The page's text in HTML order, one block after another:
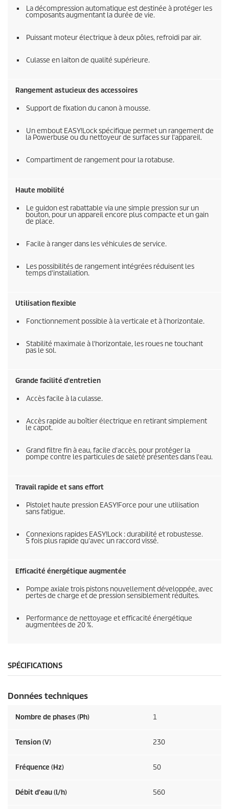
La décompression automatique est destinée à protéger les
composants augmentant la durée de vie.
Puissant moteur électrique à deux pôles, refroidi par air.
Culasse en laiton de qualité supérieure.
Rangement astucieux des accessoires
Support de fixation du canon à mousse.
Un embout EASY!Lockspécifique permet un rangement de
la Powerbuse ou du nettoyeur de surfaces sur l'appareil.
Compartiment de rangement pour la rotabuse.
Haute mobilité
Le guidon est rabattable via une simple pression sur un
bouton, pour un appareil encore plus compacte et un gain
de place.
Facile à ranger dans les véhicules de service.
Les possibilités de rangement intégrées réduisent les
temps d'installation.
Utilisation flexible
Fonctionnement possible à la verticale et à l'horizontale.
Stabilité maximale à l'horizontale, les roues ne touchant
pas le sol.
Grande facilité d'entretien
Accès facile à la culasse.
Accès rapide au boîtier électrique en retirant simplement
le capot.
Grand filtre fin à eau, facile d'accès, pour protéger la
pompe contre les particules de saleté présentes dans l'eau.
Travail rapide et sans effort
Pistolet haute pression EASY!Force pour une utilisation
sans fatigue.
Connexions rapides EASY!Lock : durabilité et robustesse.
5 fois plus rapide qu'avec un raccord vissé.
Efficacité énergétique augmentée
Pompe axiale trois pistons nouvellement développée, avec
pertes de charge et de pression sensiblement réduites.
Performance de nettoyage et efficacité énergétique
augmentées de 20 %.
SPÉCIFICATIONS
Données techniques
Nombre de phases (Ph) 1
Tension (V) 230
Fréquence (Hz) 50
Débit d'eau (l/h) 560